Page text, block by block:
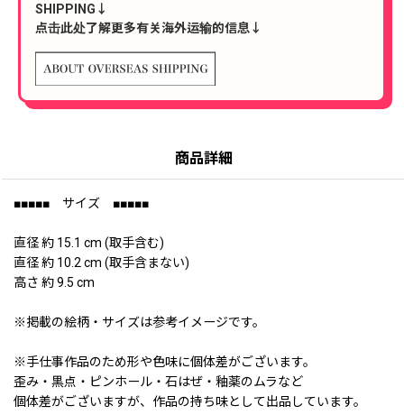
SHIPPING↓
点击此处了解更多有关海外运输的信息↓
商品詳細
■■■■■ サイズ ■■■■■
直径 約 15.1 cm (取手含む)
直径 約 10.2 cm (取手含まない)
高さ 約 9.5 cm
※掲載の絵柄・サイズは参考イメージです。
※手仕事作品のため形や色味に個体差がございます。
歪み・黒点・ピンホール・石はぜ・釉薬のムラなど
個体差がございますが、作品の持ち味として出品しています。